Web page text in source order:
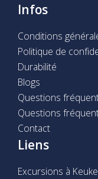
Infos
Conditions
Politique de
Durabilité
Blogs
Questions
Questions
Contact
Liens
Excursions à